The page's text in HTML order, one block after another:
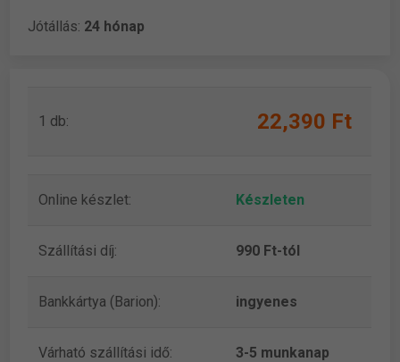
Jótállás: 24 hónap
1 db: 22,390 Ft
Online készlet: Készleten
Szállítási díj: 990 Ft-tól
Bankkártya (Barion): ingyenes
Várható szállítási idő: 3-5 munkanap